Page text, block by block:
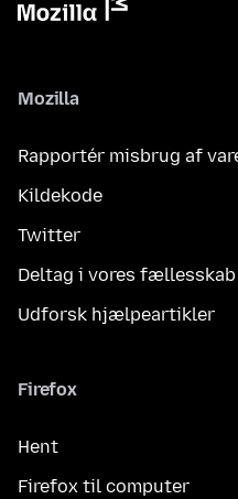
Mozilla
Rapportér misbrug af
Kildekode
Twitter
Deltag i vores fællesskab
Udforsk hjælpeartikler
Firefox
Hent
Firefox til computer